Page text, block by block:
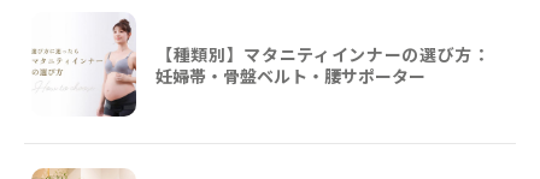
【種類別】マタニティインナーの選び方：
妊婦帯・骨盤ベルト・腰サポーター